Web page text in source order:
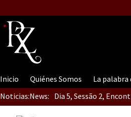
Inicio Quiénes Somos La palabra
Noticias:News: Dia 5, Sessão 2,